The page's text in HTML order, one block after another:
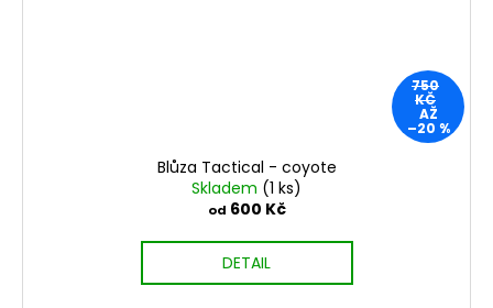
750
KČ
AŽ
–20 %
Blůza Tactical - coyote
Skladem (1 ks)
od 600 Kč
DETAIL